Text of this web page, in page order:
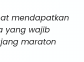
mendapatkan
yang wajib
maraton